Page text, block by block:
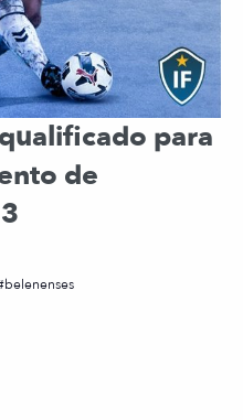
para
de
belenenses